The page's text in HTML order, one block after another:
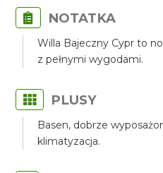
NOTATKA
Willa Bajeczny Cypr to
z pełnymi wygodami.
PLUSY
Basen, dobrze
klimatyzacja.